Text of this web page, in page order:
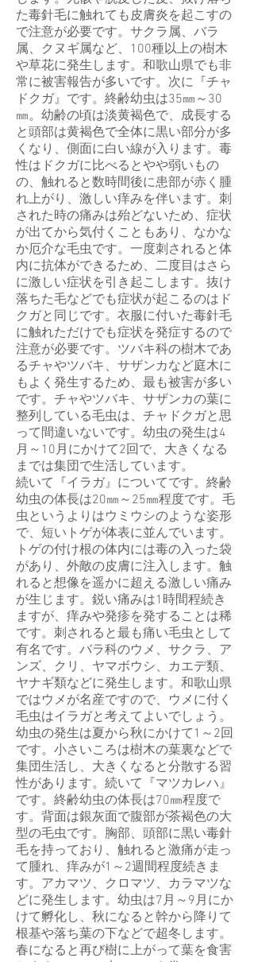
た毒針毛に触れても皮膚炎を起こすの
で注意が必要です。サクラ属、バラ
属、クヌギ属など、100種以上の樹木
や草花に発生します。和歌山県でも非
常に被害報告が多いです。次に『チャ
ドクガ』です。終齢幼虫は35㎜～30
㎜。幼齢の頃は淡黄褐色で、成長する
と頭部は黄褐色で全体に黒い部分が多
くなり、側面に白い線が入ります。毒
性はドクガに比べるとやや弱いもの
の、触れると数時間後に患部が赤く腫
れ上がり、激しい痒みを伴います。刺
された時の痛みは殆どないため、症状
が出てから気付くこともあり、なかな
か厄介な毛虫です。一度刺されると体
内に抗体ができるため、二度目はさら
に激しい症状を引き起こします。抜け
落ちた毛などでも症状が起こるのはド
クガと同じです。衣服に付いた毒針毛
に触れただけでも症状を発症するので
注意が必要です。ツバキ科の樹木であ
るチャやツバキ、サザンカなど庭木に
もよく発生するため、最も被害が多い
です。チャやツバキ、サザンカの葉に
整列している毛虫は、チャドクガと思
って間違いないです。幼虫の発生は4
月～10月にかけて2回で、大きくなる
までは集団で生活しています。
続いて『イラガ』についてです。終齢
幼虫の体長は20㎜～25㎜程度です。毛
虫というよりはウミウシのような姿形
で、短いトゲが体表に並んでいます。
トゲの付け根の体内には毒の入った袋
があり、外敵の皮膚に注入します。触
れると想像を遥かに超える激しい痛み
が生じます。鋭い痛みは1時間程続き
ますが、痒みや発疹を発することは稀
です。刺されると最も痛い毛虫として
有名です。バラ科のウメ、サクラ、ア
ンズ、クリ、ヤマボウシ、カエデ類、
ヤナギ類などに発生します。和歌山県
ではウメが名産ですので、ウメに付く
毛虫はイラガと考えてよいでしょう。
幼虫の発生は夏から秋にかけて1～2回
です。小さいころは樹木の葉裏などで
集団生活し、大きくなると分散する習
性があります。続いて『マツカレハ』
です。終齢幼虫の体長は70㎜程度で
す。背面は銀灰面で腹部が茶褐色の大
型の毛虫です。胸部、頭部に黒い毒針
毛を持っており、触れると激痛が走っ
て腫れ、痒みが1～2週間程度続きま
す。アカマツ、クロマツ、カラマツな
どに発生します。幼虫は7月～9月にか
けて孵化し、秋になると幹から降りて
根基や落ち葉の下などで超冬します。
春になると再び樹に上がって葉を食害